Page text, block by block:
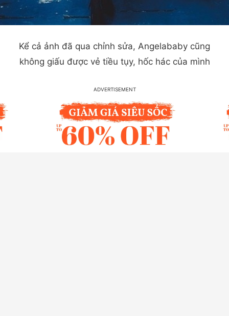
Kể cả ảnh đã qua chỉnh sửa, Angelababy cũng
không giấu được vẻ tiều tụy, hốc hác của mình